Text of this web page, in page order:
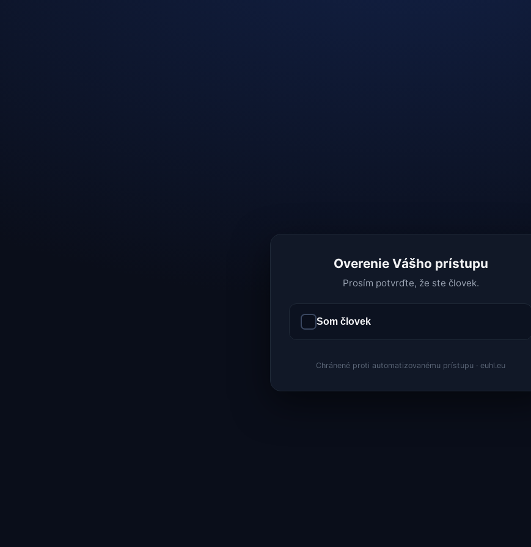
Overenie Vášho prístupu
Prosím potvrďte, že ste človek.
Som človek
Chránené proti automatizovanému prístupu · euhl.eu